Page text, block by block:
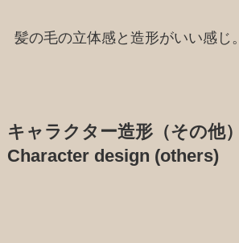
髪の毛の立体感と造形がいい感じ。
キャラクター造形（その他）
Character design (others)